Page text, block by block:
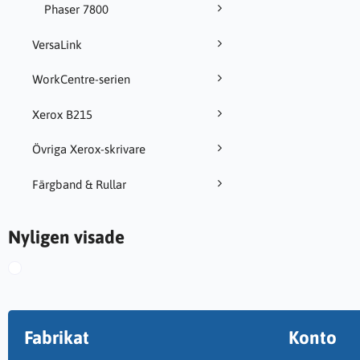
Phaser 7800
VersaLink
WorkCentre-serien
Xerox B215
Övriga Xerox-skrivare
Färgband & Rullar
Nyligen visade
Fabrikat Konto